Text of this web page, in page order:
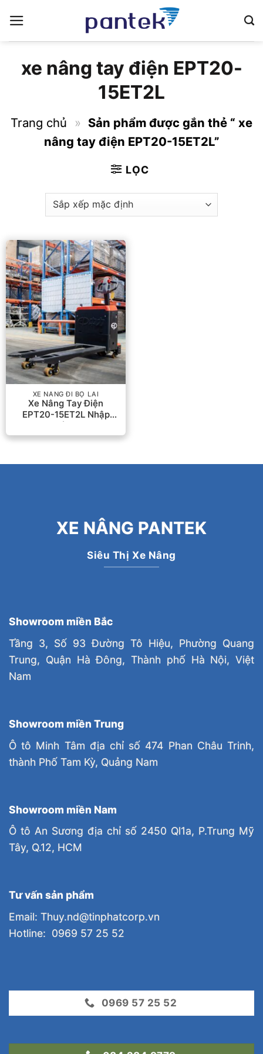
qua
nội
xe nâng tay điện EPT20-
15ET2L
Trang chủ » Sản phẩm được gắn thẻ “ xe
nâng tay điện EPT20-15ET2L”
LỌC
XE NÂNG ĐI BỘ LÁI
Xe Nâng Tay Điện
EPT20-15ET2L Nhập
XE NÂNG PANTEK
Siêu Thị Xe Nâng
Showroom miền Bắc
Tầng 3, Số 93 Đường Tô Hiệu, Phường Quang
Trung, Quận Hà Đông, Thành phố Hà Nội, Việt
Nam
Showroom miền Trung
Ô tô Minh Tâm địa chỉ số 474 Phan Châu Trinh,
thành Phố Tam Kỳ, Quảng Nam
Showroom miền Nam
Ô tô An Sương địa chỉ số 2450 Ql1a, P.Trung Mỹ
Tây, Q.12, HCM
Tư vấn sản phẩm
Email: Thuy.nd@tinphatcorp.vn
Hotline: 0969 57 25 52
0969 57 25 52